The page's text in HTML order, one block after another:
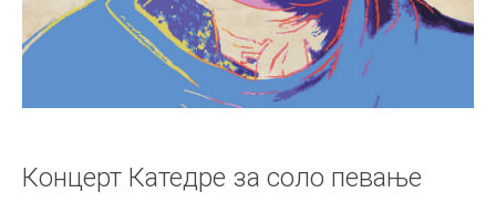
Концерт Катедре за соло певање